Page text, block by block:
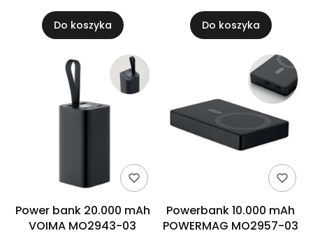
Do koszyka Do koszyka
Power bank 20.000 mAh
VOIMA MO2943-03
Powerbank 10.000 mAh
POWERMAG MO2957-03